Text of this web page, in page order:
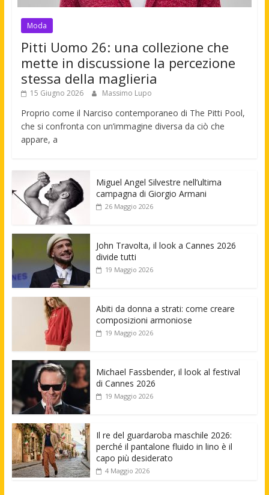
Moda
Pitti Uomo 26: una collezione che
mette in discussione la percezione
stessa della maglieria
15 Giugno 2026 Massimo Lupo
Proprio come il Narciso contemporaneo di The Pitti Pool,
che si confronta con un’immagine diversa da ciò che
appare, a
Miguel Angel Silvestre nell’ultima
campagna di Giorgio Armani
26 Maggio 2026
John Travolta, il look a Cannes 2026
divide tutti
19 Maggio 2026
Abiti da donna a strati: come creare
composizioni armoniose
19 Maggio 2026
Michael Fassbender, il look al festival
di Cannes 2026
19 Maggio 2026
Il re del guardaroba maschile 2026:
perché il pantalone fluido in lino è il
capo più desiderato
4 Maggio 2026